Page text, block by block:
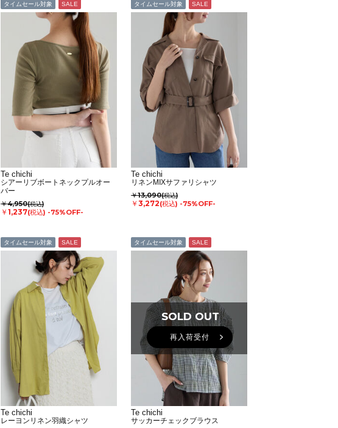
タイムセール対象 SALE
Te chichi
シアーリブボートネックプルオー
バー
￥4,950(税込)
￥1,237(税込) -75%OFF-
タイムセール対象 SALE
Te chichi
リネンMIXサファリシャツ
￥13,090(税込)
￥3,272(税込) -75%OFF-
タイムセール対象 SALE
Te chichi
レーヨンリネン羽織シャツ
タイムセール対象 SALE
SOLD OUT
SOLD OUT
再入荷受付
Te chichi
サッカーチェックブラウス